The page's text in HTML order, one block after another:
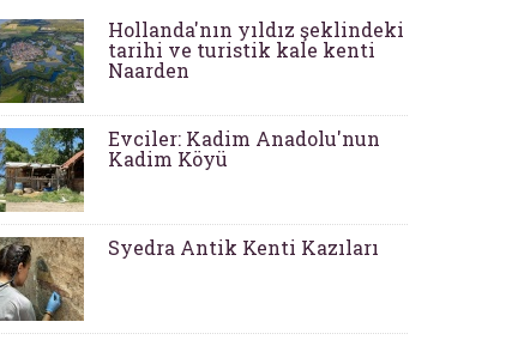
Hollanda'nın yıldız şeklindeki
tarihi ve turistik kale kenti
Naarden
Evciler: Kadim Anadolu'nun
Kadim Köyü
Syedra Antik Kenti Kazıları